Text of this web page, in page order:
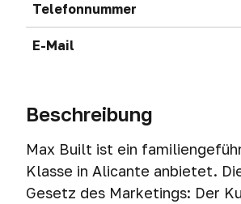
Telefonnummer
E-Mail
Beschreibung
Max Built ist ein
Klasse in Alicante anbietet.
Gesetz des Marketings: Der